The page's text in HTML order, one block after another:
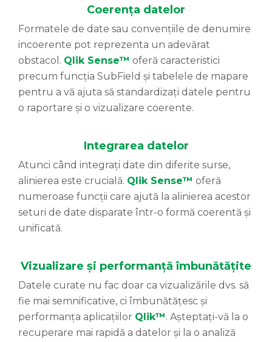
Coerența datelor
Formatele de date sau convențiile de denumire
incoerente pot reprezenta un adevărat
obstacol. Qlik Sense™ oferă caracteristici
precum funcția SubField și tabelele de mapare
pentru a vă ajuta să standardizați datele pentru
o raportare și o vizualizare coerente.
Integrarea datelor
Atunci când integrați date din diferite surse,
alinierea este crucială. Qlik Sense™ oferă
numeroase funcții care ajută la alinierea acestor
seturi de date disparate într-o formă coerentă și
unificată.
Vizualizare și performanță îmbunătățite
Datele curate nu fac doar ca vizualizările dvs. să
fie mai semnificative, ci îmbunătățesc și
performanța aplicațiilor Qlik™. Așteptați-vă la o
recuperare mai rapidă a datelor și la o analiză